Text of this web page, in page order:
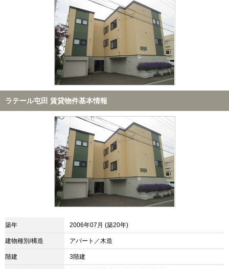
ラテール屯田 賃貸物件基本情報
築年 2006年07月 (築20年)
建物種別/構造 アパート／木造
階建 3階建